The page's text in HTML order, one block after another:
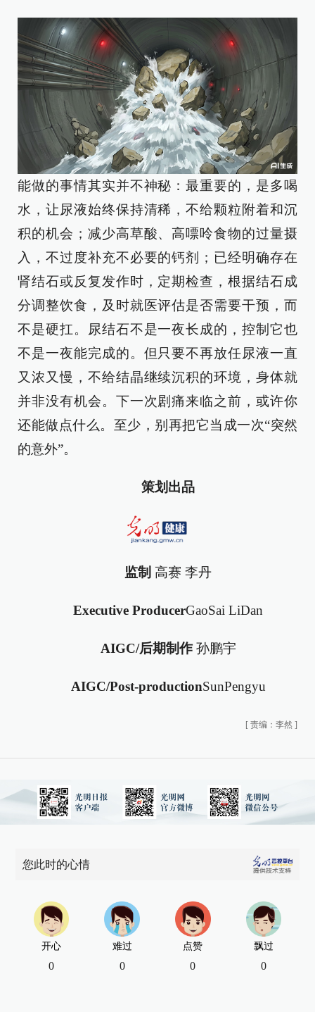
能做的事情其实并不神秘：最重要的，是多喝
水，让尿液始终保持清稀，不给颗粒附着和沉
积的机会；减少高草酸、高嘌呤食物的过量摄
入，不过度补充不必要的钙剂；已经明确存在
肾结石或反复发作时，定期检查，根据结石成
分调整饮食，及时就医评估是否需要干预，而
不是硬扛。尿结石不是一夜长成的，控制它也
不是一夜能完成的。但只要不再放任尿液一直
又浓又慢，不给结晶继续沉积的环境，身体就
并非没有机会。下一次剧痛来临之前，或许你
还能做点什么。至少，别再把它当成一次“突然
的意外”。
策划出品
监制 高赛 李丹
Executive ProducerGaoSai LiDan
AIGC/后期制作孙鹏宇
AIGC/Post-productionSunPengyu
[ 责编：李然 ]
您此时的心情
开心
0
难过
0
点赞
0
飘过
0